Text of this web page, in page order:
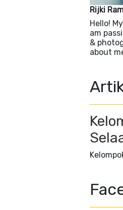
Rijki
Hello!
am
&
about